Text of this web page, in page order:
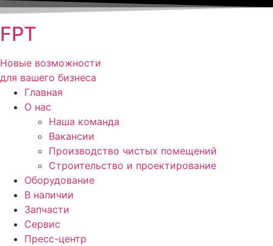
FPT
Новые возможности
для вашего бизнеса
Главная
О нас
Наша команда
Вакансии
Производство чистых помещений
Строительство и проектирование
Оборудование
В наличии
Запчасти
Сервис
Пресс-центр